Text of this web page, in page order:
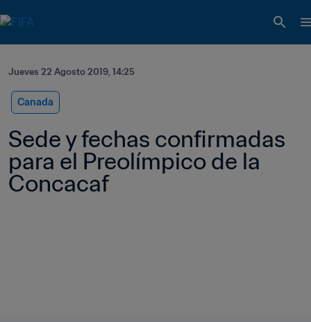
Jueves 22 Agosto 2019, 14:25
Canada
Sede y fechas confirmadas
para el Preolímpico de la
Concacaf